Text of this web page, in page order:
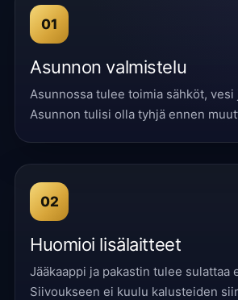
01
Asunnon valmistelu
Asunnossa tulee toimia sähköt, vesi
Asunnon tulisi olla tyhjä ennen
02
Huomioi lisälaitteet
Jääkaappi ja pakastin tulee sulattaa
Siivoukseen ei kuulu kalusteiden